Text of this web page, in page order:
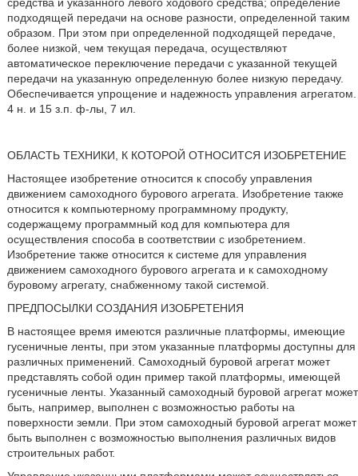
подходящей передачи на основе разности, определенной таким
образом. При этом при определенной подходящей передаче,
более низкой, чем текущая передача, осуществляют
автоматическое переключение передачи с указанной текущей
передачи на указанную определенную более низкую передачу.
Обеспечивается упрощение и надежность управления агрегатом.
4 н. и 15 з.п. ф-лы, 7 ил.
ОБЛАСТЬ ТЕХНИКИ, К КОТОРОЙ ОТНОСИТСЯ ИЗОБРЕТЕНИЕ
Настоящее изобретение относится к способу управления
движением самоходного бурового агрегата. Изобретение также
относится к компьютерному программному продукту,
содержащему программный код для компьютера для
осуществления способа в соответствии с изобретением.
Изобретение также относится к системе для управления
движением самоходного бурового агрегата и к самоходному
буровому агрегату, снабженному такой системой.
ПРЕДПОСЫЛКИ СОЗДАНИЯ ИЗОБРЕТЕНИЯ
В настоящее время имеются различные платформы, имеющие
гусеничные ленты, при этом указанные платформы доступны для
различных применений. Самоходный буровой агрегат может
представлять собой один пример такой платформы, имеющей
гусеничные ленты. Указанный самоходный буровой агрегат может
быть, например, выполнен с возможностью работы на
поверхности земли. При этом самоходный буровой агрегат может
быть выполнен с возможностью выполнения различных видов
строительных работ.